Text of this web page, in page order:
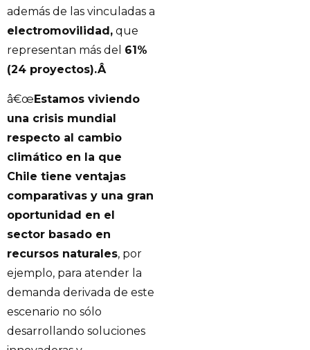
además de las vinculadas a
electromovilidad, que
representan más del 61%
(24 proyectos).Â
â€œEstamos viviendo
una crisis mundial
respecto al cambio
climático en la que
Chile tiene ventajas
comparativas y una gran
oportunidad en el
sector basado en
recursos naturales, por
ejemplo, para atender la
demanda derivada de este
escenario no sólo
desarrollando soluciones